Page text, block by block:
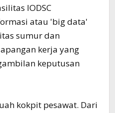
IODSC
atau 'big data'
sumur dan
kerja yang
keputusan
kokpit pesawat. Dari